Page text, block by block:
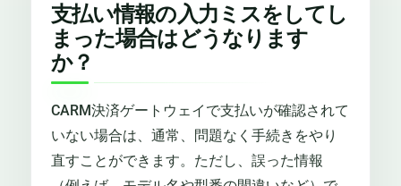
支払い情報の入力ミスをしてし
まった場合はどうなります
か？
CARM決済ゲートウェイで支払いが確認されて
いない場合は、通常、問題なく手続きをやり
直すことができます。ただし、誤った情報